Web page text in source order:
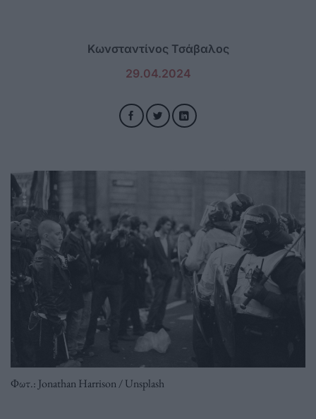
Κωνσταντίνος Τσάβαλος
29.04.2024
Φωτ.: Jonathan Harrison / Unsplash